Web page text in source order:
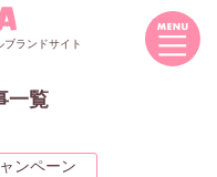
ブランドサイト
一覧
ンペーン